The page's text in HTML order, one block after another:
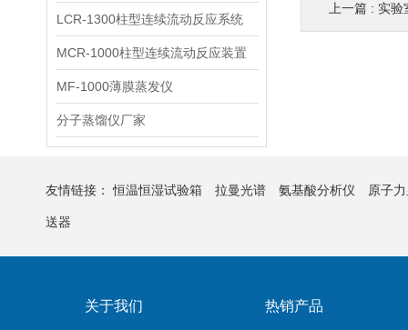
LCR-1300柱型连续流动反应系统
MCR-1000柱型连续流动反应装置
MF-1000薄膜蒸发仪
分子蒸馏仪厂家
上一篇 : 实验
友情链接：恒温恒湿试验箱 拉曼光谱 氨基酸分析仪 原子
送器
关于我们 热销产品